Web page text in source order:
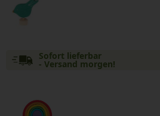
Sofort lieferbar
- Versand morgen!